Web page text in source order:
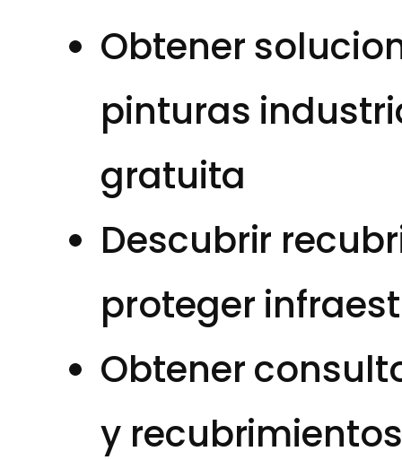
Obtener
pinturas
gratuita
Descubrir
proteger
Obtener
y